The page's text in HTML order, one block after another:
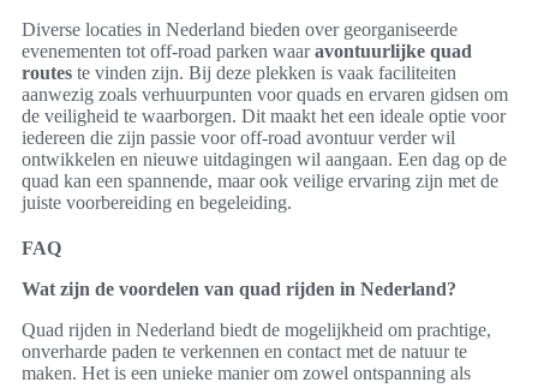
Diverse locaties in Nederland bieden over georganiseerde
evenementen tot off-road parken waaravontuurlijke quad
routes te vinden zijn. Bij deze plekken is vaak faciliteiten
aanwezig zoals verhuurpunten voor quads en ervaren gidsen om
de veiligheid te waarborgen. Dit maakt het een ideale optie voor
iedereen die zijn passie voor off-road avontuur verder wil
ontwikkelen en nieuwe uitdagingen wil aangaan. Een dag op de
quad kan een spannende, maar ook veilige ervaring zijn met de
juiste voorbereiding en begeleiding.
FAQ
Wat zijn de voordelen van quad rijden in Nederland?
Quad rijden in Nederland biedt de mogelijkheid om prachtige,
onverharde paden te verkennen en contact met de natuur te
maken. Het is een unieke manier om zowel ontspanning als